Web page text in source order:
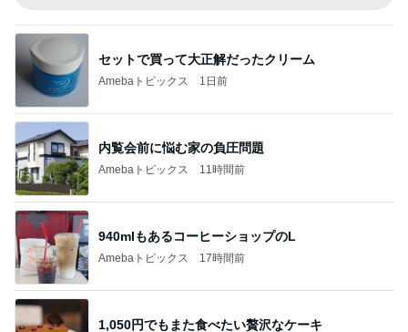
セットで買って大正解だったクリーム
Amebaトピックス 1日前
内覧会前に悩む家の負圧問題
Amebaトピックス 11時間前
940mlもあるコーヒーショップのL
Amebaトピックス 17時間前
1,050円でもまた食べたい贅沢なケーキ